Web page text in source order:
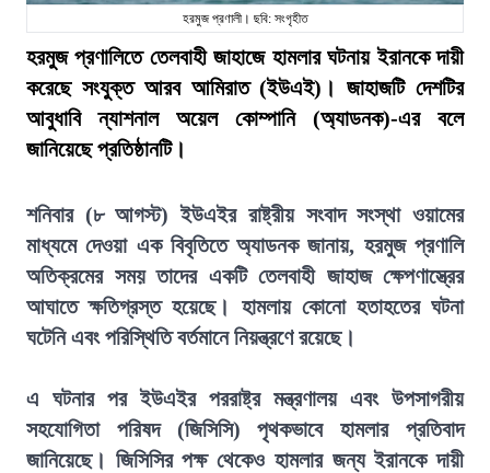
হরমুজ প্রণালী। ছবি: সংগৃহীত
হরমুজ প্রণালিতে তেলবাহী জাহাজে হামলার ঘটনায় ইরানকে দায়ী
করেছে সংযুক্ত আরব আমিরাত (ইউএই)। জাহাজটি দেশটির
আবুধাবি ন্যাশনাল অয়েল কোম্পানি (অ্যাডনক)-এর বলে
জানিয়েছে প্রতিষ্ঠানটি।
শনিবার (৮ আগস্ট) ইউএইর রাষ্ট্রীয় সংবাদ সংস্থা ওয়ামের
মাধ্যমে দেওয়া এক বিবৃতিতে অ্যাডনক জানায়, হরমুজ প্রণালি
অতিক্রমের সময় তাদের একটি তেলবাহী জাহাজ ক্ষেপণাস্ত্রের
আঘাতে ক্ষতিগ্রস্ত হয়েছে। হামলায় কোনো হতাহতের ঘটনা
ঘটেনি এবং পরিস্থিতি বর্তমানে নিয়ন্ত্রণে রয়েছে।
এ ঘটনার পর ইউএইর পররাষ্ট্র মন্ত্রণালয় এবং উপসাগরীয়
সহযোগিতা পরিষদ (জিসিসি) পৃথকভাবে হামলার প্রতিবাদ
জানিয়েছে। জিসিসির পক্ষ থেকেও হামলার জন্য ইরানকে দায়ী